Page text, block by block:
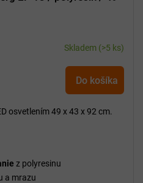
Skladem (>5 ks)
Do košíka
osvetlením 49 x 43 x 92 cm.
z polyresinu
a mrazu